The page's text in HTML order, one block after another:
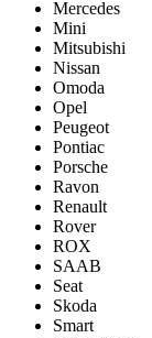
Mercedes
Mini
Mitsubishi
Nissan
Omoda
Opel
Peugeot
Pontiac
Porsсhe
Ravon
Renault
Rover
ROX
SAAB
Seat
Skoda
Smart